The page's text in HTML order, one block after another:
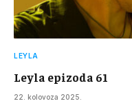
LEYLA
Leyla epizoda 61
22. kolovoza 2025.